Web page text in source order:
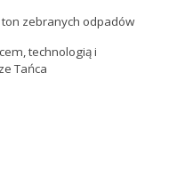
zebranych odpadów
technologią i
Tańca